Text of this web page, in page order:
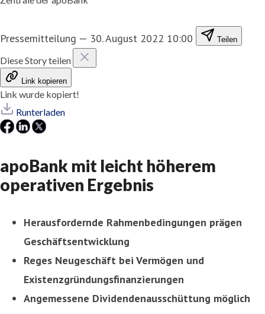
Pressemitteilung — 30. August 2022 10:00 Teilen
Diese Story teilen
Link kopieren
Link wurde kopiert!
Runterladen
apoBank mit leicht höherem
operativen Ergebnis
Herausfordernde Rahmenbedingungen prägen
Geschäftsentwicklung
Reges Neugeschäft bei Vermögen und
Existenzgründungsfinanzierungen
Angemessene Dividendenausschüttung möglich